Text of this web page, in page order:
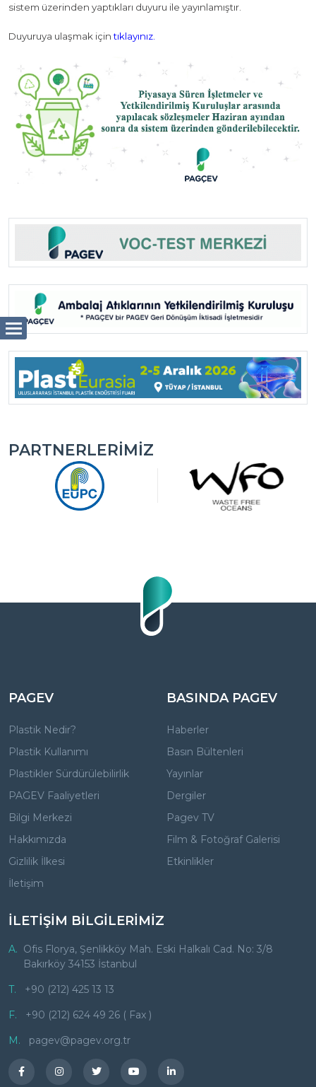
sistem üzerinden yaptıkları duyuru ile yayınlamıştır.
Duyuruya ulaşmak içintıklayınız.
PARTNERLERIMIZ
PAGEV
Plastik Nedir?
Plastik Kullanımı
Plastikler Sürdürülebilirlik
PAGEV Faaliyetleri
Bilgi Merkezi
Hakkımızda
Gizlilik İlkesi
İletişim
BASINDA PAGEV
Haberler
Basın Bültenleri
Yayınlar
Dergiler
Pagev TV
Film & Fotoğraf Galerisi
Etkinlikler
İLETİŞİM BİLGİLERİMİZ
A. Ofis Florya, Şenlikköy Mah. Eski Halkalı Cad. No: 3/8
Bakırköy 34153 İstanbul
T.
+90 (212) 425 13 13
F.
+90 (212) 624 49 26 ( Fax )
M.
pagev@pagev.org.tr